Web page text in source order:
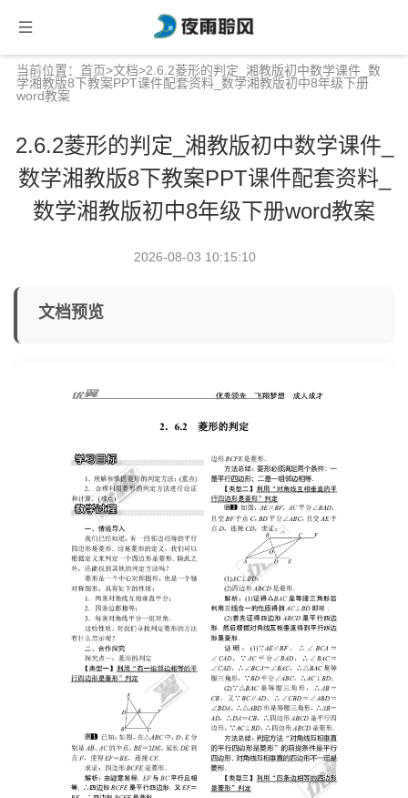
当前位置： 首页>文档>2.6.2菱形的判定_湘教版初中数学课件_数
学湘教版8下教案PPT课件配套资料_数学湘教版初中8年级下册
word教案
2.6.2菱形的判定_湘教版初中数学课件_
数学湘教版8下教案PPT课件配套资料_
数学湘教版初中8年级下册word教案
2026-08-03 10:15:10
文档预览